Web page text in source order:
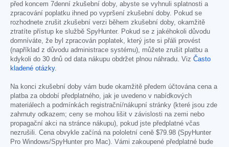
před koncem 7denní zkušební doby, abyste se vyhnuli splatnosti a
zpracování poplatku ihned po vypršení zkušební doby. Pokud se
rozhodnete zrušit zkušební verzi během zkušební doby, okamžitě
ztratíte přístup ke službě SpyHunter. Pokud se z jakéhokoli důvodu
domníváte, že byl zpracován poplatek, který jste si přáli provést
(například z důvodu administrace systému), můžete zrušit platbu a
kdykoli do 30 dnů od data nákupu obdržet plnou náhradu. Viz Často
kladené otázky.
Na konci zkušební doby vám bude okamžitě předem účtována cena a
platba za období předplatného, jak je uvedeno v nabídkových
materiálech a podmínkách registrační/nákupní stránky (které jsou zde
zahrnuty odkazem; ceny se mohou lišit v závislosti na zemi nebo
propagační akci na stránce nákupu), pokud jste předplatné včas
nezrušili. Cena obvykle začíná na pololetní ceně $79.98 (SpyHunter
Pro Windows/SpyHunter pro Mac). Vámi zakoupené předplatné bude